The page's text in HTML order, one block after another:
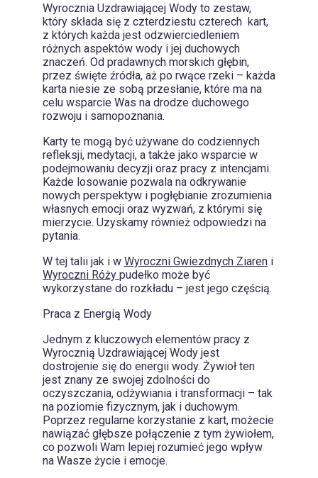
Wyrocznia Uzdrawiającej Wody to zestaw,
który składa się z czterdziestu czterech kart,
z których każda jest odzwierciedleniem
różnych aspektów wody i jej duchowych
znaczeń. Od pradawnych morskich głębin,
przez święte źródła, aż po rwące rzeki – każda
karta niesie ze sobą przesłanie, które ma na
celu wsparcie Was na drodze duchowego
rozwoju i samopoznania.
Karty te mogą być używane do codziennych
refleksji, medytacji, a także jako wsparcie w
podejmowaniu decyzji oraz pracy z intencjami.
Każde losowanie pozwala na odkrywanie
nowych perspektyw i pogłębianie zrozumienia
własnych emocji oraz wyzwań, z którymi się
mierzycie. Uzyskamy również odpowiedzi na
pytania.
W tej talii jak i w Wyroczni Gwiezdnych Ziaren i
Wyroczni Róży pudełko może być
wykorzystane do rozkładu – jest jego częścią.
Praca z Energią Wody
Jednym z kluczowych elementów pracy z
Wyrocznią Uzdrawiającej Wody jest
dostrojenie się do energii wody. Żywioł ten
jest znany ze swojej zdolności do
oczyszczania, odżywiania i transformacji – tak
na poziomie fizycznym, jak i duchowym.
Poprzez regularne korzystanie z kart, możecie
nawiązać głębsze połączenie z tym żywiołem,
co pozwoli Wam lepiej rozumieć jego wpływ
na Wasze życie i emocje.